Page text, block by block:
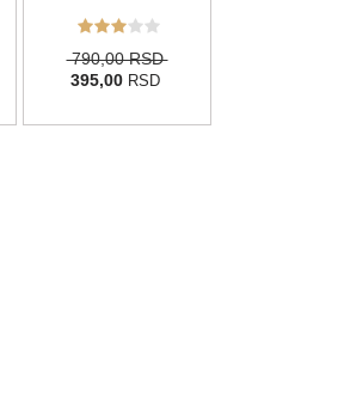
790,00 RSD
395,00 RSD